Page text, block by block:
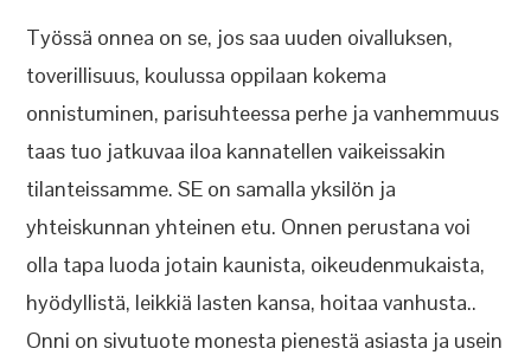
Työssä onnea on se, jos saa uuden oivalluksen,
toverillisuus, koulussa oppilaan kokema
onnistuminen, parisuhteessa perhe ja vanhemmuus
taas tuo jatkuvaa iloa kannatellen vaikeissakin
tilanteissamme. SE on samalla yksilön ja
yhteiskunnan yhteinen etu. Onnen perustana voi
olla tapa luoda jotain kaunista, oikeudenmukaista,
hyödyllistä, leikkiä lasten kansa, hoitaa vanhusta..
Onni on sivutuote monesta pienestä asiasta ja usein